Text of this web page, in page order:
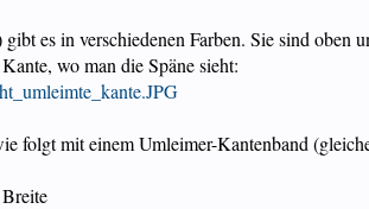
es in verschiedenen Farben. Sie sind
wo man die Späne sieht:
folgt mit einem Umleimer-Kantenband